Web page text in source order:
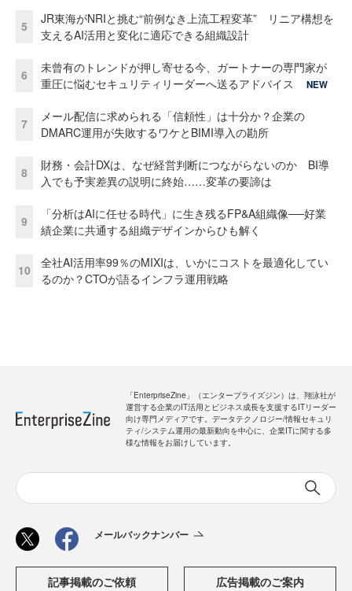
5
JR東海がNRIと挑む“前例なき上流工程変革” リニア構想を
支えるAI活用と変化に適応できる組織設計
6
未曾有のトレンドが押し寄せる今、ガートナーの専門家が
重圧に悩むセキュリティリーダーへ送るアドバイス
NEW
7
メール配信に求められる「信頼性」は十分か？企業の
DMARC運用が失敗するワケとBIMI導入の勘所
8
財務・会計DXは、なぜ経営判断につながらないのか BI導
入でも予実差異の説明に終始……変革の要諦は
9
「分析はAIに任せる時代」に生き残るFP&A組織像──好業
績企業に共通する組織デザインからひも解く
10
全社AI活用率99％のMIXIは、いかにコストを最適化してい
るのか？CTOが語るインフラ運用戦略
「EnterpriseZine」（エンタープライズジン）は、翔泳社が
運営する企業のIT活用とビジネス成長を支援するITリーダー
向け専門メディアです。データテクノロジー/情報セキュリ
ティ/システム運用の最新動向を中心に、企業ITに関する多
様な情報をお届けしています。
メールバックナンバー
記事掲載のご依頼 広告掲載のご案内